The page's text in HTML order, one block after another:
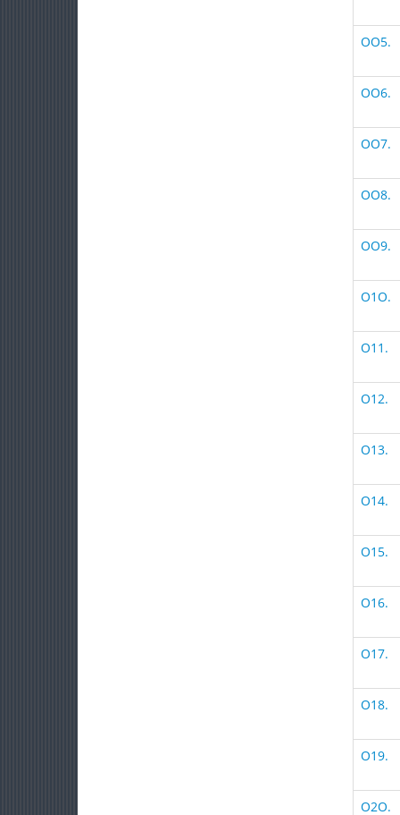
OO5.
OO6.
OO7.
OO8.
OO9.
O1O.
O11.
O12.
O13.
O14.
O15.
O16.
O17.
O18.
O19.
O2O.